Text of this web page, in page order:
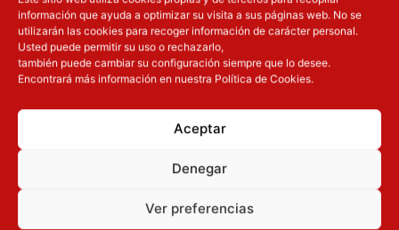
información que ayuda a optimizar su visita a sus páginas web. No se
utilizarán las cookies para recoger información de carácter personal.
Usted puede permitir su uso o rechazarlo,
también puede cambiar su configuración siempre que lo desee.
Encontrará más información en nuestra Política de Cookies.
Aceptar
Denegar
Ver preferencias
OTROS PRODUCTOS QUE TE
PUEDEN INTERESAR